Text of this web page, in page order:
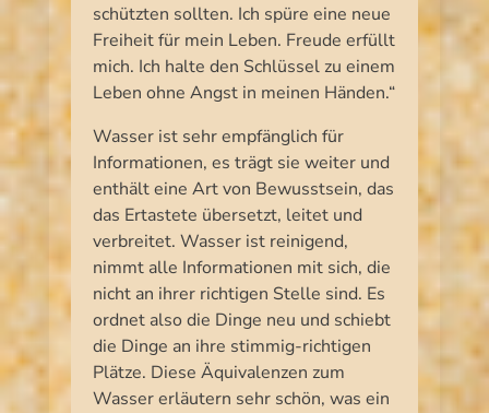
schützten sollten. Ich spüre eine neue
Freiheit für mein Leben. Freude erfüllt
mich. Ich halte den Schlüssel zu einem
Leben ohne Angst in meinen Händen.“
Wasser ist sehr empfänglich für
Informationen, es trägt sie weiter und
enthält eine Art von Bewusstsein, das
das Ertastete übersetzt, leitet und
verbreitet. Wasser ist reinigend,
nimmt alle Informationen mit sich, die
nicht an ihrer richtigen Stelle sind. Es
ordnet also die Dinge neu und schiebt
die Dinge an ihre stimmig-richtigen
Plätze. Diese Äquivalenzen zum
Wasser erläutern sehr schön, was ein